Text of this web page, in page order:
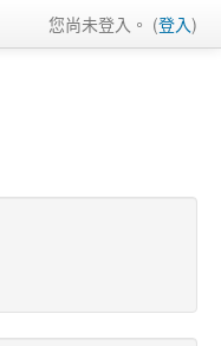
您尚未登入。 (登入)